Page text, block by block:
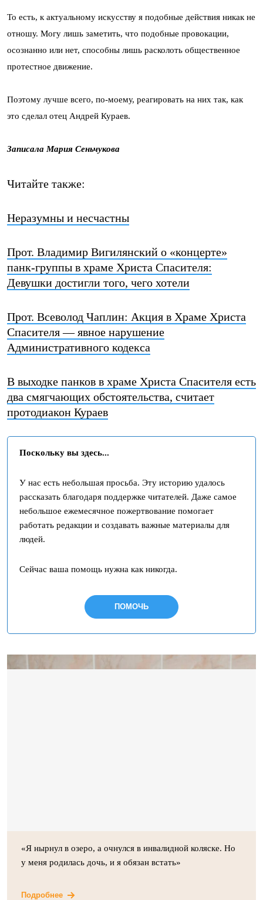
То есть, к актуальному искусству я подобные действия никак не
отношу. Могу лишь заметить, что подобные провокации,
осознанно или нет, способны лишь расколоть общественное
протестное движение.
Поэтому лучше всего, по-моему, реагировать на них так, как
это сделал отец Андрей Кураев.
Записала Мария Сеньчукова
Читайте также:
Неразумны и несчастны
Прот. Владимир Вигилянский о «концерте»
панк-группы в храме Христа Спасителя:
Девушки достигли того, чего хотели
Прот. Всеволод Чаплин: Акция в Храме Христа
Спасителя — явное нарушение
Административного кодекса
В выходке панков в храме Христа Спасителя есть
два смягчающих обстоятельства, считает
протодиакон Кураев
Поскольку вы здесь...
У нас есть небольшая просьба. Эту историю удалось
рассказать благодаря поддержке читателей. Даже самое
небольшое ежемесячное пожертвование помогает
работать редакции и создавать важные материалы для
людей.
Сейчас ваша помощь нужна как никогда.
ПОМОЧЬ
«Я нырнул в озеро, а очнулся в инвалидной коляске. Но
у меня родилась дочь, и я обязан встать»
Подробнее